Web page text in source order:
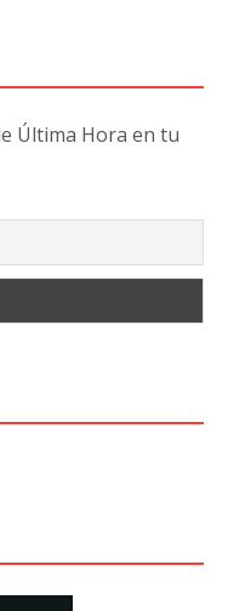
Última Hora en tu